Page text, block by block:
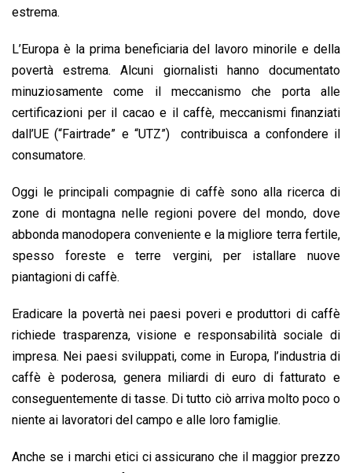
estrema.
L’Europa è la prima beneficiaria del lavoro minorile e della
povertà estrema. Alcuni giornalisti hanno documentato
minuziosamente come il meccanismo che porta alle
certificazioni per il cacao e il caffè, meccanismi finanziati
dall’UE (“Fairtrade” e “UTZ”) contribuisca a confondere il
consumatore.
Oggi le principali compagnie di caffè sono alla ricerca di
zone di montagna nelle regioni povere del mondo, dove
abbonda manodopera conveniente e la migliore terra fertile,
spesso foreste e terre vergini, per istallare nuove
piantagioni di caffè.
Eradicare la povertà nei paesi poveri e produttori di caffè
richiede trasparenza, visione e responsabilità sociale di
impresa. Nei paesi sviluppati, come in Europa, l’industria di
caffè è poderosa, genera miliardi di euro di fatturato e
conseguentemente di tasse. Di tutto ciò arriva molto poco o
niente ai lavoratori del campo e alle loro famiglie.
Anche se i marchi etici ci assicurano che il maggior prezzo